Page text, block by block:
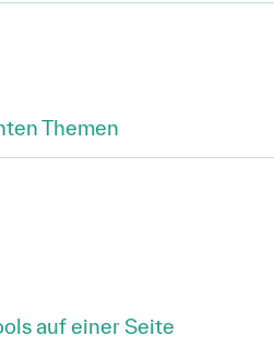
Themen
auf einer Seite